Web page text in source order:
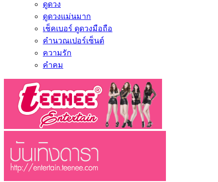
ดูดวง
ดูดวงแม่นมาก
เช็คเบอร์ ดูดวงมือถือ
คำนวณเปอร์เซ็นต์
ความรัก
คำคม